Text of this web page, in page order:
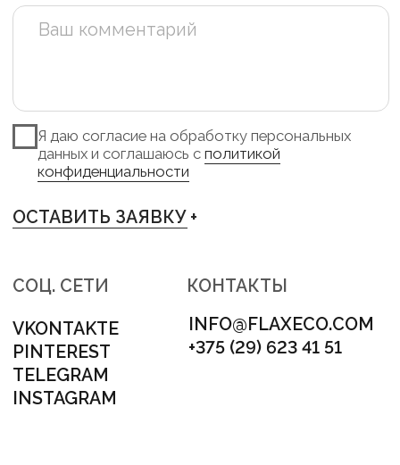
НОМЕР ДЛЯ СВЯЗИ
VKONTAKTE +
PINTEREST +
МИНСК, ЛОГОЙСКИЙ ТРАКТ 28/1
АДРЕС